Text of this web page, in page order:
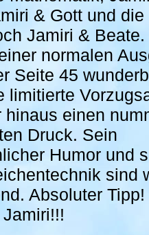
& Gott und
Jamiri &
normalen
Seite 45
limitierte
hinaus einen
Druck. Sein
Humor und
sind
Absoluter Tipp!